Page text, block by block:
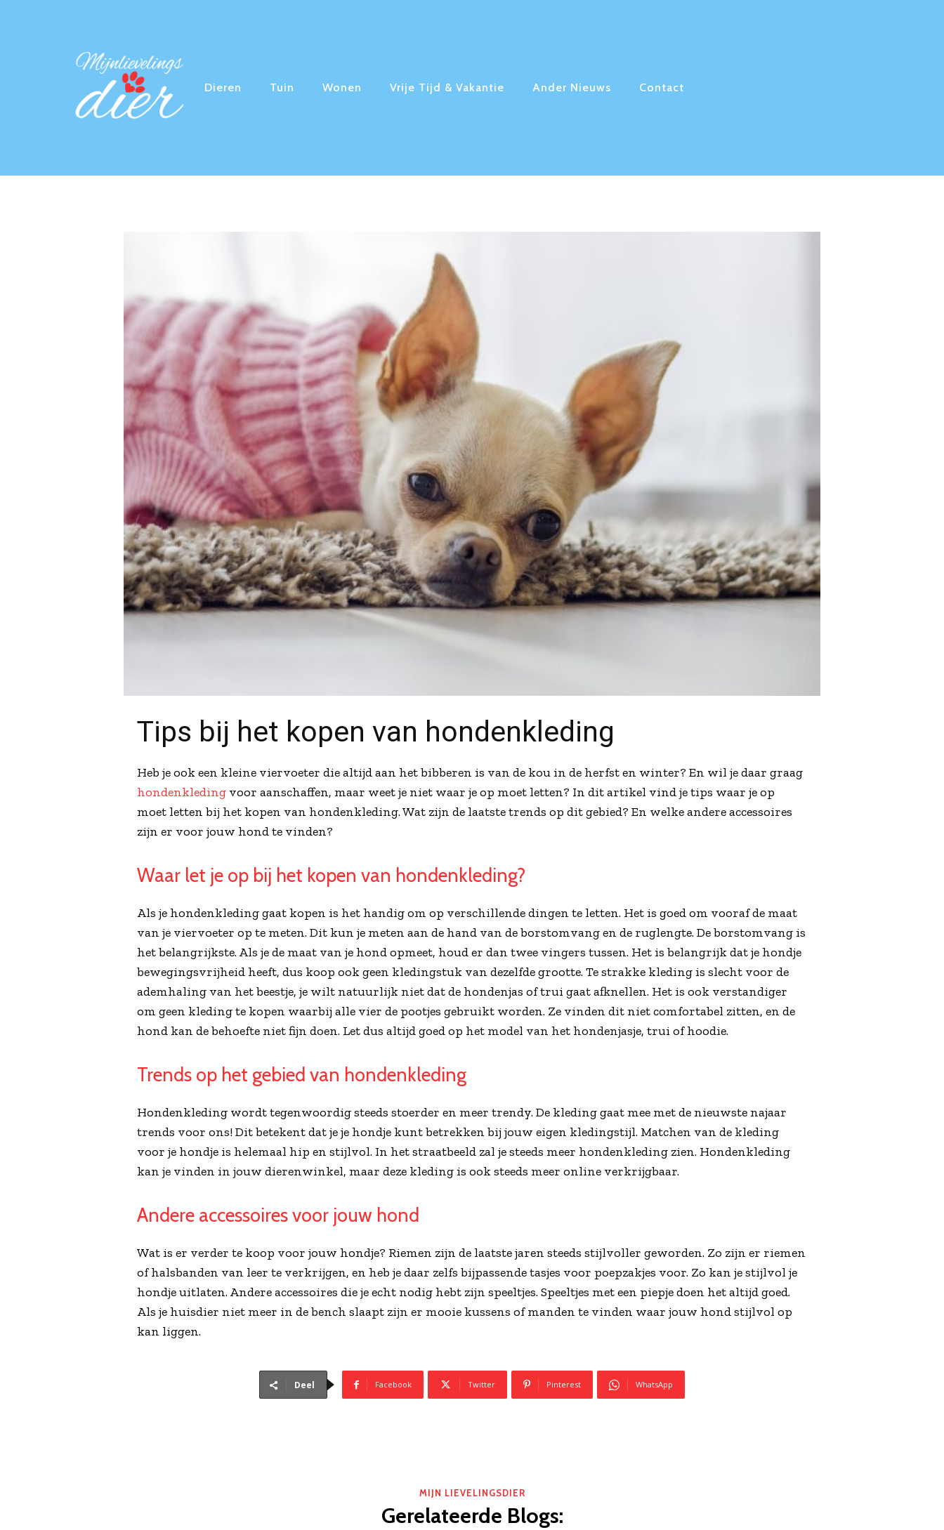
Dieren Tuin Wonen Vrije Tijd & Vakantie Ander Nieuws Contact
Tips bij het kopen van hondenkleding
Heb je ook een kleine viervoeter die altijd aan het bibberen is van de kou in de herfst en winter? En wil je daar graag
hondenkleding voor aanschaffen, maar weet je niet waar je op moet letten? In dit artikel vind je tips waar je op
moet letten bij het kopen van hondenkleding. Wat zijn de laatste trends op dit gebied? En welke andere accessoires
zijn er voor jouw hond te vinden?
Waar let je op bij het kopen van hondenkleding?
Als je hondenkleding gaat kopen is het handig om op verschillende dingen te letten. Het is goed om vooraf de maat
van je viervoeter op te meten. Dit kun je meten aan de hand van de borstomvang en de ruglengte. De borstomvang is
het belangrijkste. Als je de maat van je hond opmeet, houd er dan twee vingers tussen. Het is belangrijk dat je hondje
bewegingsvrijheid heeft, dus koop ook geen kledingstuk van dezelfde grootte. Te strakke kleding is slecht voor de
ademhaling van het beestje, je wilt natuurlijk niet dat de hondenjas of trui gaat afknellen. Het is ook verstandiger
om geen kleding te kopen waarbij alle vier de pootjes gebruikt worden. Ze vinden dit niet comfortabel zitten, en de
hond kan de behoefte niet fijn doen. Let dus altijd goed op het model van het hondenjasje, trui of hoodie.
Trends op het gebied van hondenkleding
Hondenkleding wordt tegenwoordig steeds stoerder en meer trendy. De kleding gaat mee met de nieuwste najaar
trends voor ons! Dit betekent dat je je hondje kunt betrekken bij jouw eigen kledingstijl. Matchen van de kleding
voor je hondje is helemaal hip en stijlvol. In het straatbeeld zal je steeds meer hondenkleding zien. Hondenkleding
kan je vinden in jouw dierenwinkel, maar deze kleding is ook steeds meer online verkrijgbaar.
Andere accessoires voor jouw hond
Wat is er verder te koop voor jouw hondje? Riemen zijn de laatste jaren steeds stijlvoller geworden. Zo zijn er riemen
of halsbanden van leer te verkrijgen, en heb je daar zelfs bijpassende tasjes voor poepzakjes voor. Zo kan je stijlvol je
hondje uitlaten. Andere accessoires die je echt nodig hebt zijn speeltjes. Speeltjes met een piepje doen het altijd goed.
Als je huisdier niet meer in de bench slaapt zijn er mooie kussens of manden te vinden waar jouw hond stijlvol op
kan liggen.
Deel Facebook Twitter Pinterest WhatsApp
MIJN LIEVELINGSDIER
Gerelateerde Blogs: